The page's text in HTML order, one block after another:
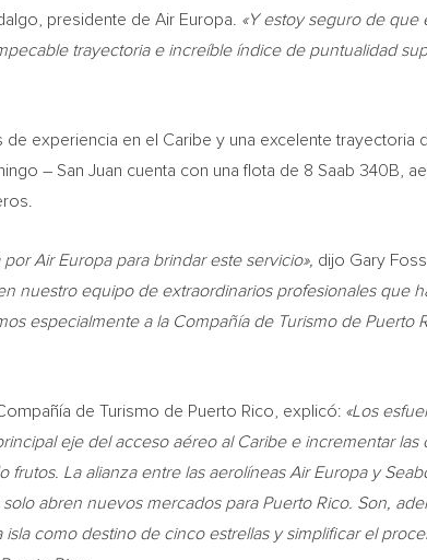
presidente de Air Europa. «Y estoy seguro de que
trayectoria e increíble índice de puntualidad
experiencia en el Caribe y una excelente trayectoria
– San Juan cuenta con una flota de 8 Saab 340B,
Air Europa para brindar este servicio», dijo Gary
nuestro equipo de extraordinarios profesionales que
especialmente a la Compañía de Turismo de Puerto
de Turismo de Puerto Rico, explicó: «Los
eje del acceso aéreo al Caribe e incrementar las
La alianza entre las aerolíneas Air Europa y
abren nuevos mercados para Puerto Rico. Son,
como destino de cinco estrellas y simplificar el